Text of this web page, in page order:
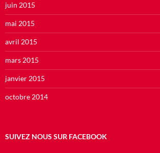
juin 2015
mai 2015
avril 2015
mars 2015
janvier 2015
octobre 2014
SUIVEZ NOUS SUR FACEBOOK